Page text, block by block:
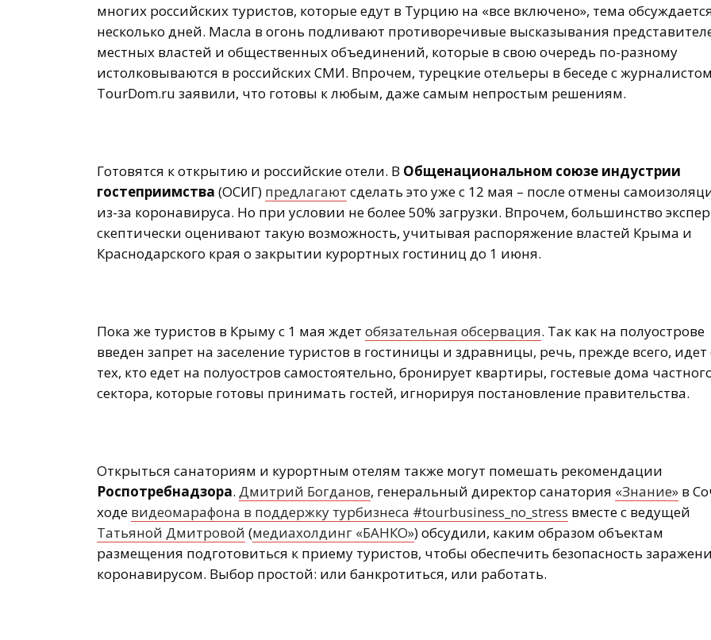
многих российских туристов, которые едут в Турцию на «все включено», тема
несколько дней. Масла в огонь подливают противоречивые высказывания
местных властей и общественных объединений, которые в свою очередь по-разному
истолковываются в российских СМИ. Впрочем, турецкие отельеры в беседе с
TourDom.ru заявили, что готовы к любым, даже самым непростым решениям.
Готовятся к открытию и российские отели. В Общенациональном союзе индустрии
гостеприимства (ОСИГ) предлагают сделать это уже с 12 мая – после отмены
из-за коронавируса. Но при условии не более 50% загрузки. Впрочем, большинство
скептически оценивают такую возможность, учитывая распоряжение властей Крыма и
Краснодарского края о закрытии курортных гостиниц до 1 июня.
Пока же туристов в Крыму с 1 мая ждет обязательная обсервация. Так как на полуострове
введен запрет на заселение туристов в гостиницы и здравницы, речь, прежде всего, идет
тех, кто едет на полуостров самостоятельно, бронирует квартиры, гостевые дома
сектора, которые готовы принимать гостей, игнорируя постановление правительства.
Открыться санаториям и курортным отелям также могут помешать рекомендации
Роспотребнадзора. Дмитрий Богданов, генеральный директор санатория «Знание» в
ходе видеомарафона в поддержку турбизнеса #tourbusiness_no_stress вместе с ведущей
Татьяной Дмитровой (медиахолдинг «БАНКО») обсудили, каким образом объектам
размещения подготовиться к приему туристов, чтобы обеспечить безопасность
коронавирусом. Выбор простой: или банкротиться, или работать.